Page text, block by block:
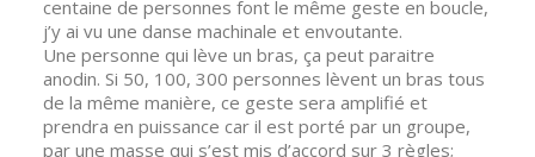
centaine de personnes font le même geste en boucle,
j’y ai vu une danse machinale et envoutante.
Une personne qui lève un bras, ça peut paraitre
anodin. Si 50, 100, 300 personnes lèvent un bras tous
de la même manière, ce geste sera amplifié et
prendra en puissance car il est porté par un groupe,
par une masse qui s’est mis d’accord sur 3 règles;